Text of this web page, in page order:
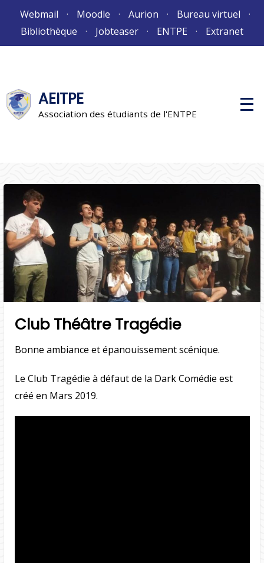
Webmail Moodle Aurion
Bureau virtuel
Bibliothèque
Jobteaser ENTPE Extranet
AEITPE
Association des étudiants de l'ENTPE
M
e
i
Club Théâtre Tragédie
Bonne ambiance et épanouissement scénique.
Le Club Tragédie à défaut de la Dark Comédie est
créé en Mars 2019.